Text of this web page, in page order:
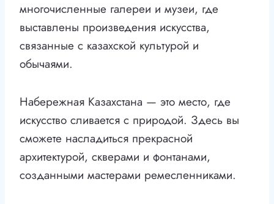
многочисленные галереи и музеи, где
выставлены произведения искусства,
связанные с казахской культурой и
обычаями.
Набережная Казахстана — это место, где
искусство сливается с природой. Здесь вы
сможете насладиться прекрасной
архитектурой, скверами и фонтанами,
созданными мастерами ремесленниками.